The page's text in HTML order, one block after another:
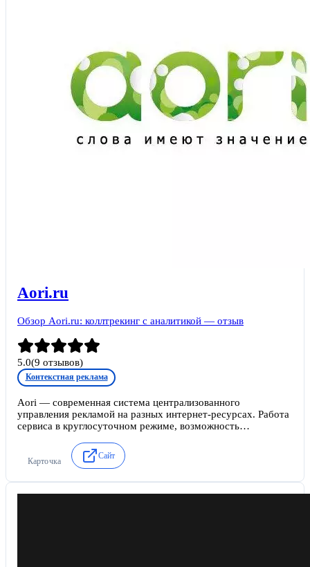
Aori.ru
Обзор Aori.ru: коллтрекинг с аналитикой — отзыв
5.0(9 отзывов)
Контекстная реклама
Aori — современная система централизованного
управления рекламой на разных интернет-ресурсах. Работа
сервиса в круглосуточном режиме, возможность
техподдержка делают ее востребованной среди
пользователей.
Карточка
Сайт